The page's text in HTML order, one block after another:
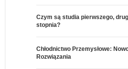
Czym są studia pierwszego,
stopnia?
Chłodnictwo Przemysłowe:
Rozwiązania